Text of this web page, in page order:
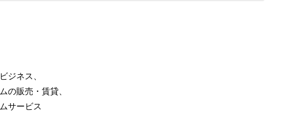
ジネス、
の販売・賃貸、
サービス